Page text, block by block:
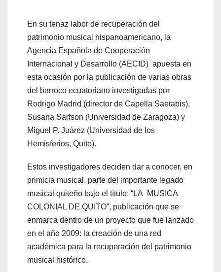
En su tenaz labor de recuperación del
patrimonio musical hispanoamericano, la
Agencia Española de Cooperación
Internacional y Desarrollo (AECID) apuesta en
esta ocasión por la publicación de varias obras
del barroco ecuatoriano investigadas por
Rodrigo Madrid (director de Capella Saetabis),
Susana Sarfson (Universidad de Zaragoza) y
Miguel P. Juárez (Universidad de los
Hemisferios, Quito).
Estos investigadores deciden dar a conocer, en
primicia musical, parte del importante legado
musical quiteño bajo el título: “LA MUSICA
COLONIAL DE QUITO”, publicación que se
enmarca dentro de un proyecto que fue lanzado
en el año 2009: la creación de una red
académica para la recuperación del patrimonio
musical histórico.